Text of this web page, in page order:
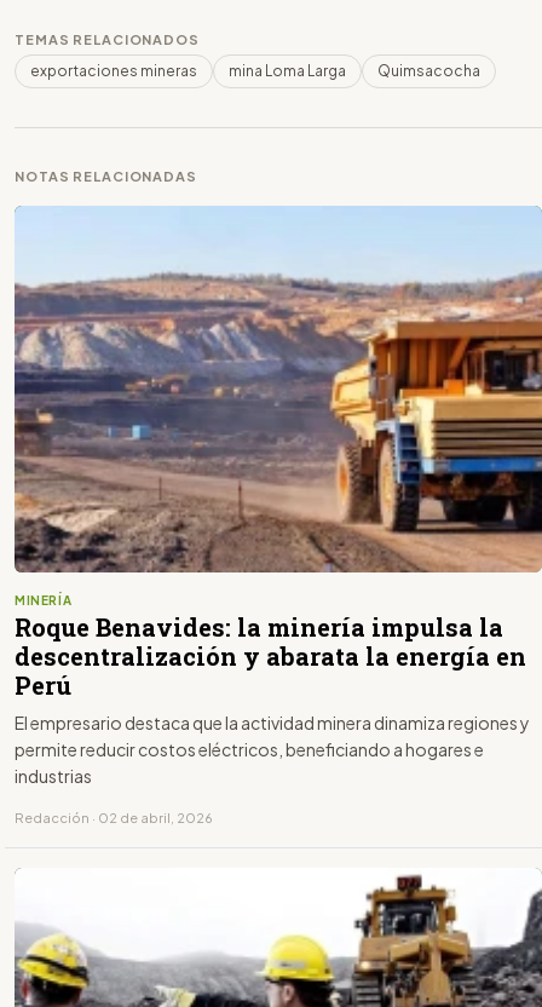
TEMAS RELACIONADOS
exportaciones mineras mina Loma Larga Quimsacocha
NOTAS RELACIONADAS
MINERÍA
Roque Benavides: la minería impulsa la
descentralización y abarata la energía en
Perú
El empresario destaca que la actividad minera dinamiza regiones y
permite reducir costos eléctricos, beneficiando a hogares e
industrias
Redacción · 02 de abril, 2026